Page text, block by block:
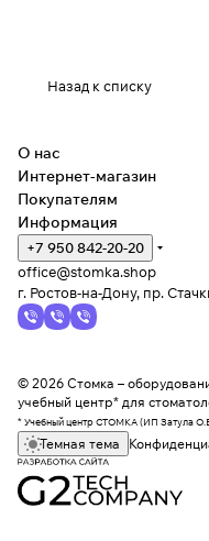
Назад к списку
О нас
Интернет-магазин
Покупателям
Информация
+7 950 842-20-20
office@stomka.shop
г. Ростов-на-Дону, пр.
© 2026 Стомка –
учебный центр* для
* Учебный центр СТОМКА (ИП Затула
Темная тема